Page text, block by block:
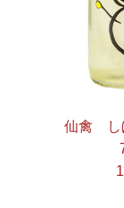
仙禽 し